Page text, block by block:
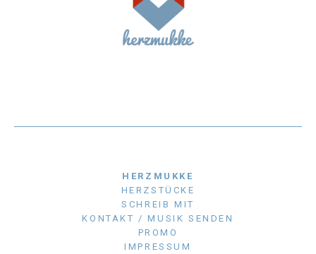
HERZMUKKE
HERZSTÜCKE
SCHREIB MIT
KONTAKT / MUSIK SENDEN
PROMO
IMPRESSUM